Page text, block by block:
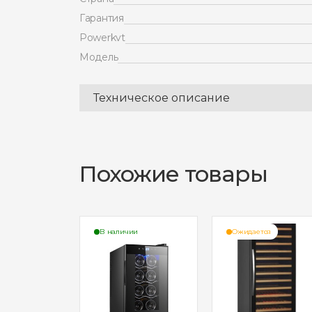
Гарантия
Powerkvt
Модель
Техническое описание
Похожие товары
В наличии Ожидается